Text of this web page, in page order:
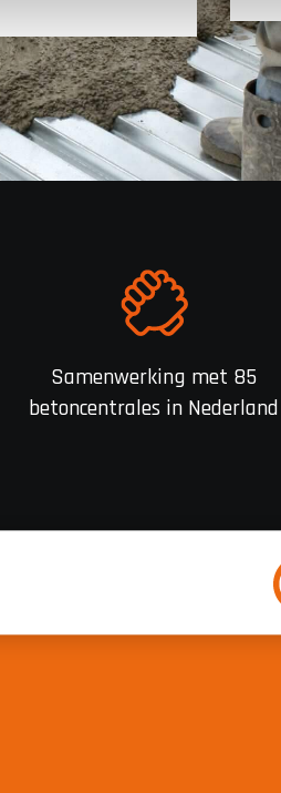
Samenwerking met 85
betoncentrales in Nederland